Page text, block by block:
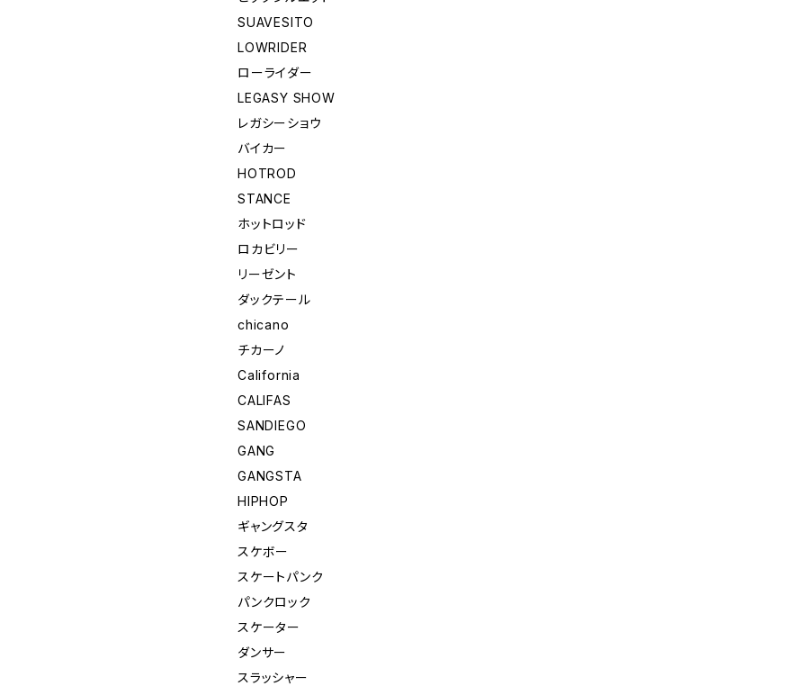
SUAVESITO
LOWRIDER
ローライダー
LEGASY SHOW
レガシーショウ
バイカー
HOTROD
STANCE
ホットロッド
ロカビリー
リーゼント
ダックテール
chicano
チカーノ
California
CALIFAS
SANDIEGO
GANG
GANGSTA
HIPHOP
ギャングスタ
スケボー
スケートパンク
パンクロック
スケーター
ダンサー
スラッシャー